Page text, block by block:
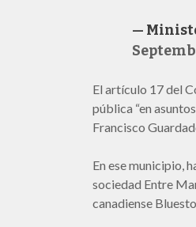
—
El artículo 17 del
pública “en
Francisco
En ese municipio,
sociedad Entre
canadiense